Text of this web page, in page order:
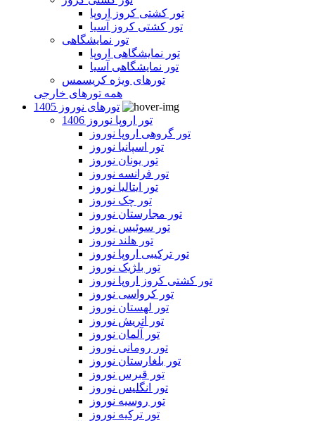
تور کشتی کروز اروپا
تور کشتی کروز آسیا
تور نمایشگاهی
تور نمایشگاهی اروپا
تور نمایشگاهی آسیا
تورهای ویژه کریسمس
همه تورهای خارجی
تورهای نوروز 1405
تور اروپا نوروز 1406
تور گروهی اروپا نوروز
تور اسپانیا نوروز
تور یونان نوروز
تور فرانسه نوروز
تور ایتالیا نوروز
تور چک نوروز
تور مجارستان نوروز
تور سوئیس نوروز
تور هلند نوروز
تور ترکیبی اروپا نوروز
تور بلژیک نوروز
تور کشتی کروز اروپا نوروز
تور کرواسی نوروز
تور لهستان نوروز
تور اتریش نوروز
تور آلمان نوروز
تور رومانی نوروز
تور بلغارستان نوروز
تور قبرس نوروز
تور انگلیس نوروز
تور روسیه نوروز
تور ترکیه نوروز